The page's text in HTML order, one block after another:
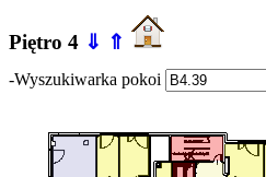
Piętro 4 ⇓ ⇑
-Wyszukiwarka pokoi